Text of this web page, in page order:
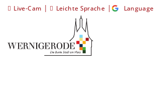
Live-Cam | Leichte Sprache | Language